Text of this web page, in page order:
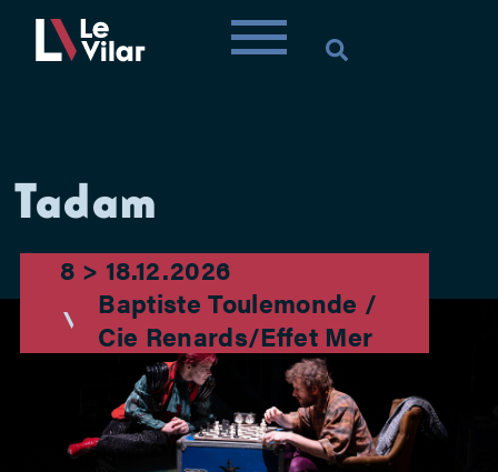
Tadam
8 > 18.12.2026
Baptiste Toulemonde /
Cie Renards/Effet Mer